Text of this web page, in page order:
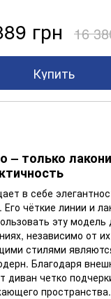
грн 16
Купить
– только
в себе
чёткие линии и
эту модель
независимо от
стилями
Благодаря
диван четко
пространства.